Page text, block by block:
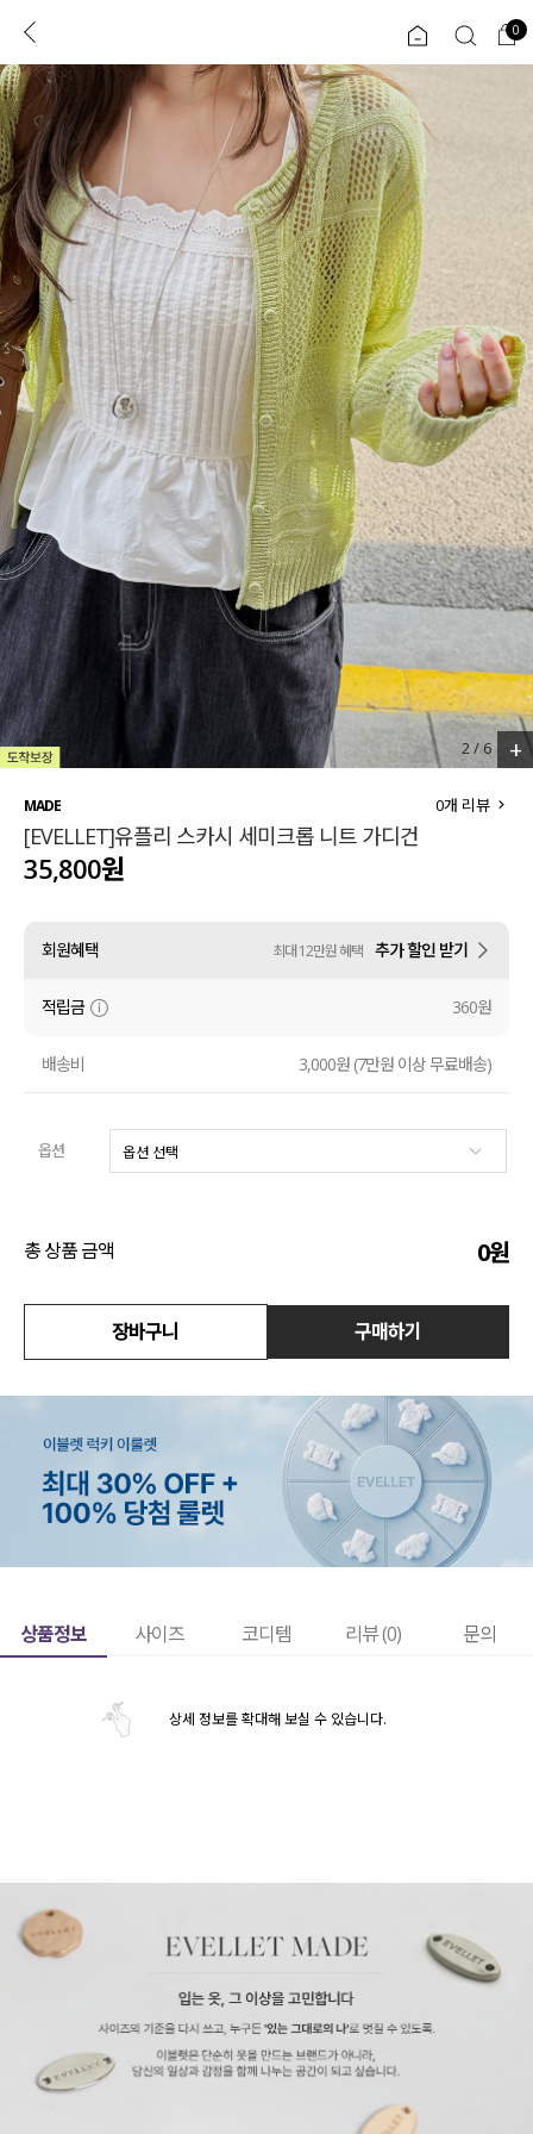
로그인 0
ENG
TW
JP
콘텐츠 리뷰 & 혜택 플러스핏 회원혜택
CATEGORY COMMUNITY
도착보장⚡
인플루언서 pick!
신상 5%
베스트
MADE
세트할인 ~30%
하객룩
살안타템
110사이즈
티셔츠
셔츠
원피스
니트
ALL
익스클루시브
아우터
티셔츠
니트
블라우스
원피스
팬츠
스커트
언더웨어
0
3/ 6 +
MADE
[EVELLET]유플리 스카시 세미크롭 니트 가디건
0개 리뷰
35,800원
회원혜택 최대 12만원 혜택 추가 할인 받기
적립금 360원
배송비 3,000원 (7만원 이상 무료배송)
옵션
총 상품 금액 0원
장바구니 구매하기
상품정보 사이즈 코디템 리뷰 (0) 문의
상세 정보를 확대해 보실 수 있습니다.